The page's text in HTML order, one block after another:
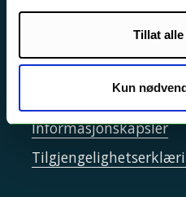
Tillat
Kun
Si ifra!
Driftsmeldinger
Personvern ved UiT
Sikkerhet, beredskap
Informasjonskapsler